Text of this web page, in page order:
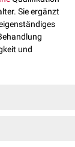
Sie ergänzt
und